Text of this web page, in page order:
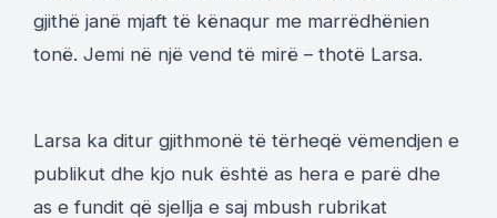
gjithë janë mjaft të kënaqur me marrëdhënien
tonë. Jemi në një vend të mirë – thotë Larsa.
Larsa ka ditur gjithmonë të tërheqë vëmendjen e
publikut dhe kjo nuk është as hera e parë dhe
as e fundit që sjellja e saj mbush rubrikat